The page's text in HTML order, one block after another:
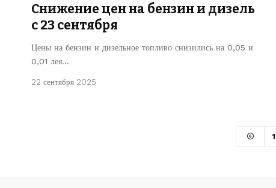
Снижение цен на бензин и дизель
с 23 сентября
Цены на бензин и дизельное топливо снизились на 0,05 и
0,01 лея…
22 сентября 2025
1